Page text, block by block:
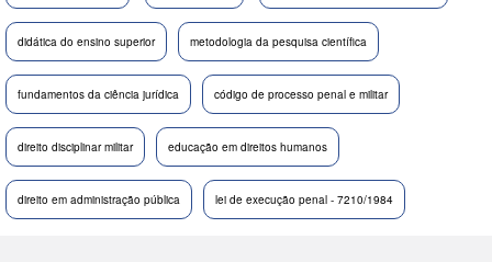
didática do ensino superior metodologia da pesquisa científica
fundamentos da ciência jurídica código de processo penal e militar
direito disciplinar militar educação em direitos humanos
direito em administração pública lei de execução penal - 7210/1984